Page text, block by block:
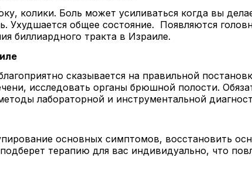
колики. Боль может усиливаться когда вы
Ухудшается общее состояние. Появляются
биллиардного тракта в Израиле.
сказывается на правильной
исследовать органы брюшной полости.
лабораторной и инструментальной
основных симптомов, восстановить
терапию для вас индивидуально, что